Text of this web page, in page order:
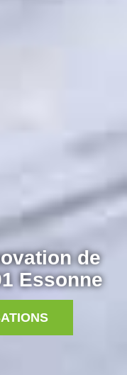
de
Essonne